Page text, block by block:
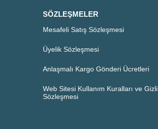
SÖZLEŞMELER
Mesafeli Satış Sözleşmesi
Üyelik Sözleşmesi
Anlaşmalı Kargo Gönderi Ücretleri
Web Sitesi Kullanım Kuralları ve
Sözleşmesi